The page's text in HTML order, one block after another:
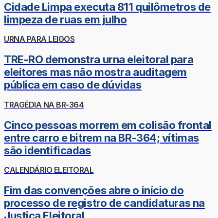
Cidade Limpa executa 811 quilômetros de
limpeza de ruas em julho
URNA PARA LEIGOS
TRE-RO demonstra urna eleitoral para
eleitores mas não mostra auditagem
pública em caso de dúvidas
TRAGÉDIA NA BR-364
Cinco pessoas morrem em colisão frontal
entre carro e bitrem na BR-364; vítimas
são identificadas
CALENDÁRIO ELEITORAL
Fim das convenções abre o início do
processo de registro de candidaturas na